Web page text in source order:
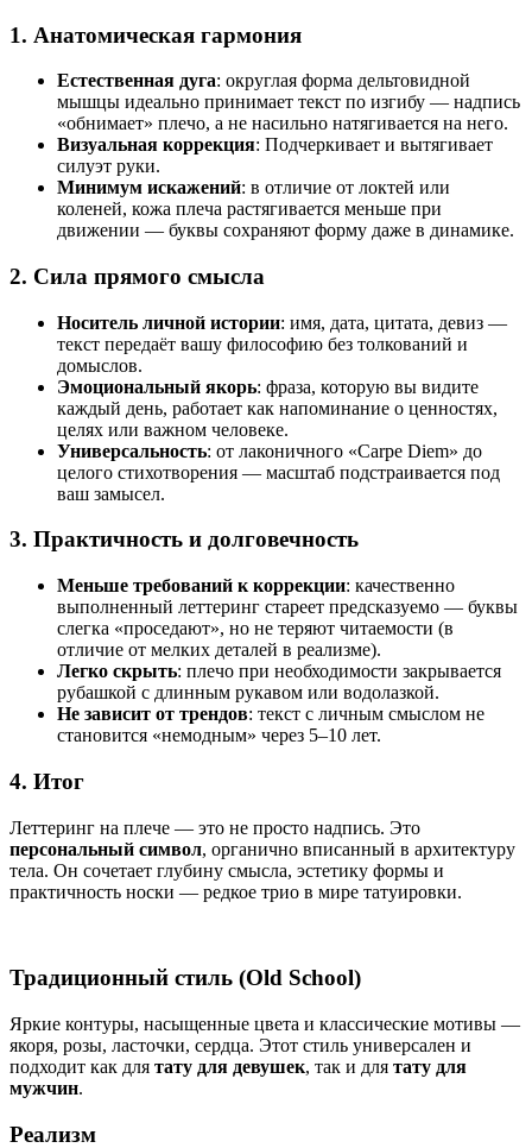
1. Анатомическая гармония
Естественная дуга: округлая форма дельтовидной
мышцы идеально принимает текст по изгибу — надпись
«обнимает» плечо, а не насильно натягивается на него.
Визуальная коррекция: Подчеркивает и вытягивает
силуэт руки.
Минимум искажений: в отличие от локтей или
коленей, кожа плеча растягивается меньше при
движении — буквы сохраняют форму даже в динамике.
2. Сила прямого смысла
Носитель личной истории: имя, дата, цитата, девиз —
текст передаёт вашу философию без толкований и
домыслов.
Эмоциональный якорь: фраза, которую вы видите
каждый день, работает как напоминание о ценностях,
целях или важном человеке.
Универсальность: от лаконичного «Carpe Diem» до
целого стихотворения — масштаб подстраивается под
ваш замысел.
3. Практичность и долговечность
Меньше требований к коррекции: качественно
выполненный леттеринг стареет предсказуемо — буквы
слегка «проседают», но не теряют читаемости (в
отличие от мелких деталей в реализме).
Легко скрыть: плечо при необходимости закрывается
рубашкой с длинным рукавом или водолазкой.
Не зависит от трендов: текст с личным смыслом не
становится «немодным» через 5–10 лет.
4. Итог
Леттеринг на плече — это не просто надпись. Это
персональный символ, органично вписанный в архитектуру
тела. Он сочетает глубину смысла, эстетику формы и
практичность носки — редкое трио в мире татуировки.
Традиционный стиль (Old School)
Яркие контуры, насыщенные цвета и классические мотивы —
якоря, розы, ласточки, сердца. Этот стиль универсален и
подходит как для тату для девушек, так и для тату для
мужчин.
Реализм